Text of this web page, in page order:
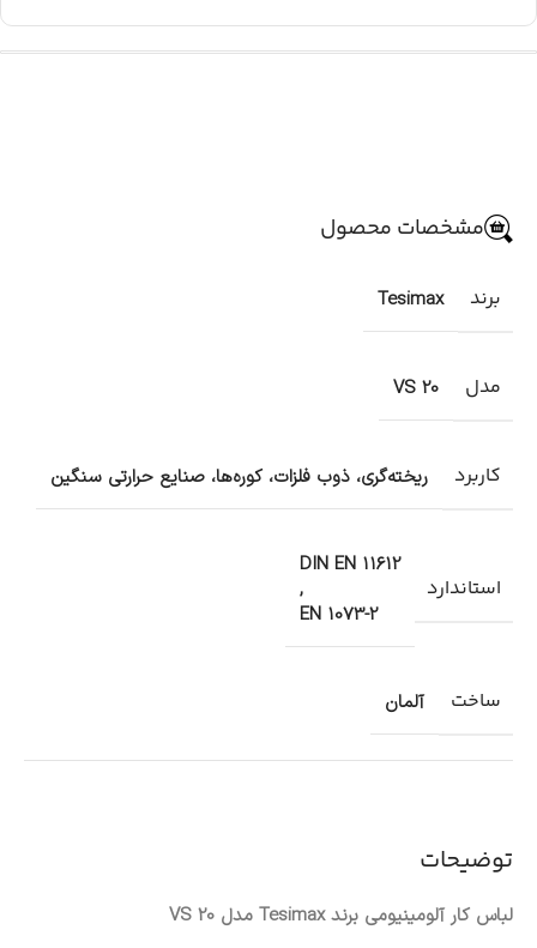
توضیحات
لباس کار آلومینیومی برند Tesimax مدل VS 20
مشخصات محصول
برند Tesimax
مدل VS 20
کاربرد ریخته‌گری، ذوب فلزات، کوره‌ها، صنایع حرارتی سنگین
استاندارد
DIN EN 11612
,
EN 1073-2
ساخت آلمان